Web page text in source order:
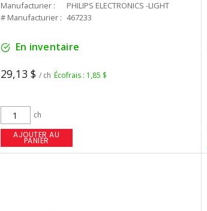
Manufacturier :
PHILIPS ELECTRONICS -LIGHT
# Manufacturier : 467233
En inventaire
29,13 $ / ch Écofrais : 1,85 $
ch
AJOUTER AU
PANIER